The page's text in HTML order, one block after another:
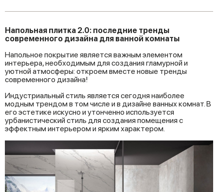
Напольная плитка 2.0: последние тренды
современного дизайна для ванной комнаты
Напольное покрытие является важным элементом
интерьера, необходимым для создания гламурной и
уютной атмосферы: откроем вместе новые тренды
современного дизайна!
Индустриальный стиль является сегодня наиболее
модным трендом в том числе и в дизайне ванных комнат. В
его эстетике искусно и утонченно используется
урбанистический стиль для создания помещения с
эффектным интерьером и ярким характером.